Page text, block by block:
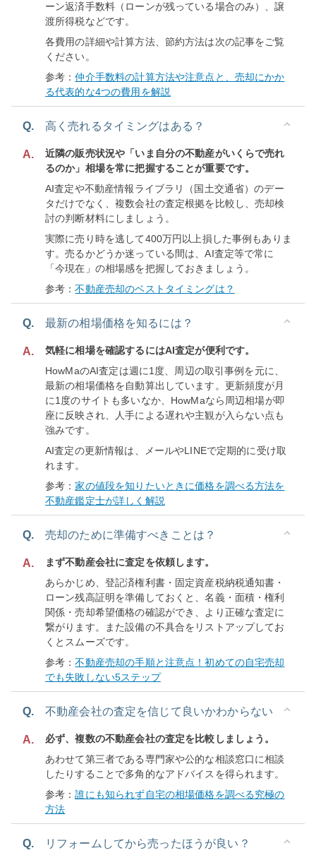
ーン返済手数料（ローンが残っている場合のみ）、譲
渡所得税などです。
各費用の詳細や計算方法、節約方法は次の記事をご覧
ください。
参考：仲介手数料の計算方法や注意点と、売却にかか
る代表的な4つの費用を解説
Q. 高く売れるタイミングはある？
A.
近隣の販売状況や「いま自分の不動産がいくらで売れ
るのか」相場を常に把握することが重要です。
AI査定や不動産情報ライブラリ（国土交通省）のデー
タだけでなく、複数会社の査定根拠を比較し、売却検
討の判断材料にしましょう。
実際に売り時を逃して400万円以上損した事例もありま
す。売るかどうか迷っている間は、AI査定等で常に
「今現在」の相場感を把握しておきましょう。
参考：不動産売却のベストタイミングは？
Q. 最新の相場価格を知るには？
A.
気軽に相場を確認するにはAI査定が便利です。
HowMaのAI査定は週に1度、周辺の取引事例を元に、
最新の相場価格を自動算出しています。更新頻度が月
に1度のサイトも多いなか、HowMaなら周辺相場が即
座に反映され、人手による遅れや主観が入らない点も
強みです。
AI査定の更新情報は、メールやLINEで定期的に受け取
れます。
参考：家の値段を知りたいときに価格を調べる方法を
不動産鑑定士が詳しく解説
Q. 売却のために準備すべきことは？
A.
まず不動産会社に査定を依頼します。
あらかじめ、登記済権利書・固定資産税納税通知書・
ローン残高証明を準備しておくと、名義・面積・権利
関係・売却希望価格の確認ができ、より正確な査定に
繋がります。また設備の不具合をリストアップしてお
くとスムーズです。
参考：不動産売却の手順と注意点！初めての自宅売却
でも失敗しない5ステップ
Q. 不動産会社の査定を信じて良いかわからない
A.
必ず、複数の不動産会社の査定を比較しましょう。
あわせて第三者である専門家や公的な相談窓口に相談
したりすることで多角的なアドバイスを得られます。
参考：誰にも知られず自宅の相場価格を調べる究極の
方法
Q. リフォームしてから売ったほうが良い？